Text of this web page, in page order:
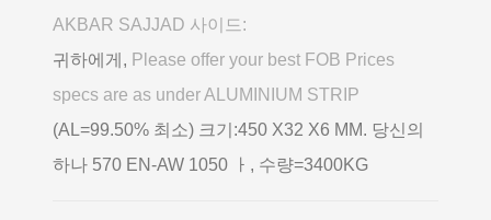
AKBAR SAJJAD 사이드:
귀하에게, Please offer your best FOB Prices
specs are as under ALUMINIUM STRIP
(AL=99.50% 최소) 크기:450 X32 X6 MM. 당신의
하나 570 EN-AW 1050 ㅏ, 수량=3400KG